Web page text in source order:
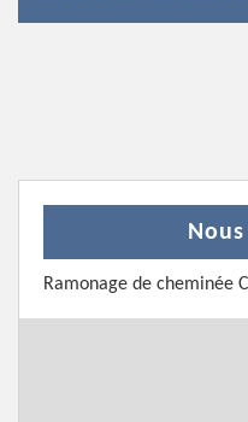
Ramonage de cheminée